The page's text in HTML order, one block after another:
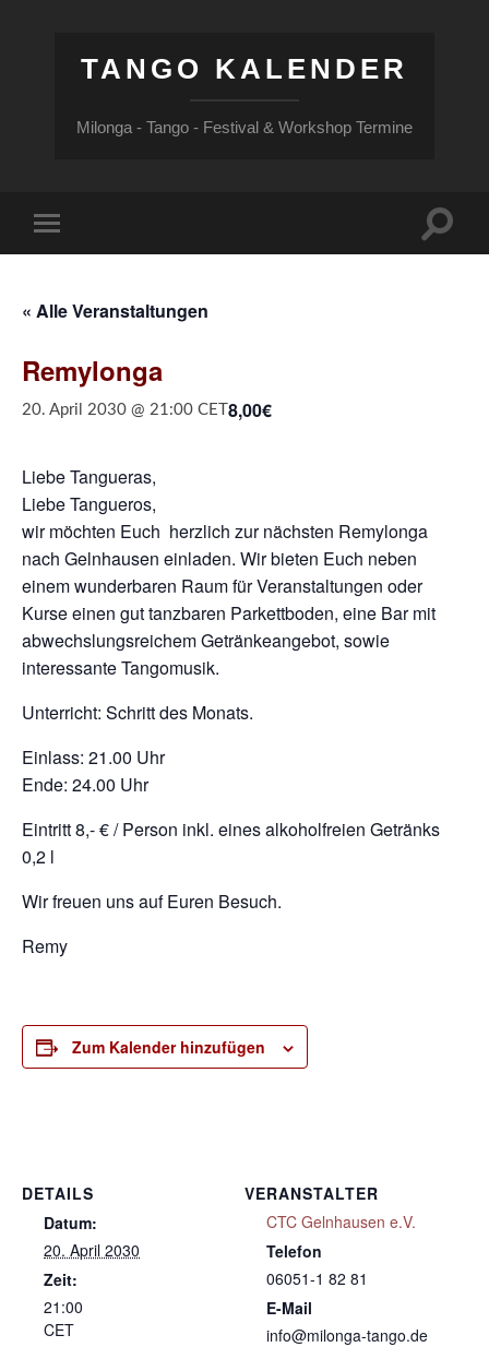
TANGO KALENDER
Milonga - Tango - Festival & Workshop Termine
Menü
« Alle Veranstaltungen
Remylonga
20. April 2030 @ 21:00 CET 8,00€
Liebe Tangueras,
Liebe Tangueros,
wir möchten Euch herzlich zur nächsten Remylonga
nach Gelnhausen einladen. Wir bieten Euch neben
einem wunderbaren Raum für Veranstaltungen oder
Kurse einen gut tanzbaren Parkettboden, eine Bar mit
abwechslungsreichem Getränkeangebot, sowie
interessante Tangomusik.
Unterricht: Schritt des Monats.
Einlass: 21.00 Uhr
Ende: 24.00 Uhr
Eintritt 8,- € / Person inkl. eines alkoholfreien Getränks
0,2 l
Wir freuen uns auf Euren Besuch.
Remy
Zum Kalender hinzufügen
DETAILS
Datum:
20. April 2030
Zeit:
21:00
CET
VERANSTALTER
CTC Gelnhausen e.V.
Telefon
06051-1 82 81
E-Mail
info@milonga-tango.de